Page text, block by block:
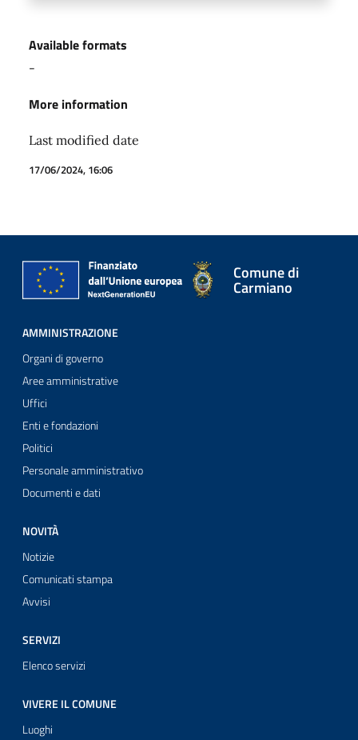
Available formats
-
More information
Last modified date
17/06/2024, 16:06
Comune di
Carmiano
AMMINISTRAZIONE
Organi di governo
Aree amministrative
Uffici
Enti e fondazioni
Politici
Personale amministrativo
Documenti e dati
NOVITÀ
Notizie
Comunicati stampa
Avvisi
SERVIZI
Elenco servizi
VIVERE IL COMUNE
Luoghi